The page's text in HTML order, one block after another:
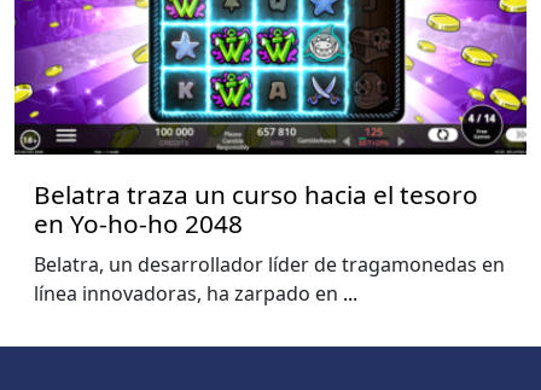
Belatra traza un curso hacia el tesoro
en Yo-ho-ho 2048
Belatra, un desarrollador líder de tragamonedas en
línea innovadoras, ha zarpado en ...